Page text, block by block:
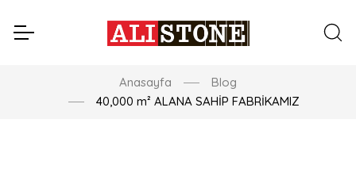
Anasayfa
Blog
40,000 m² ALANA SAHİP FABRİKAMIZ